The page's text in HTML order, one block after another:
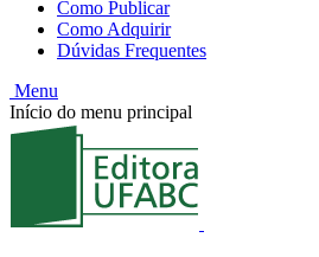
Como Publicar
Como Adquirir
Dúvidas Frequentes
Menu
Início do menu principal